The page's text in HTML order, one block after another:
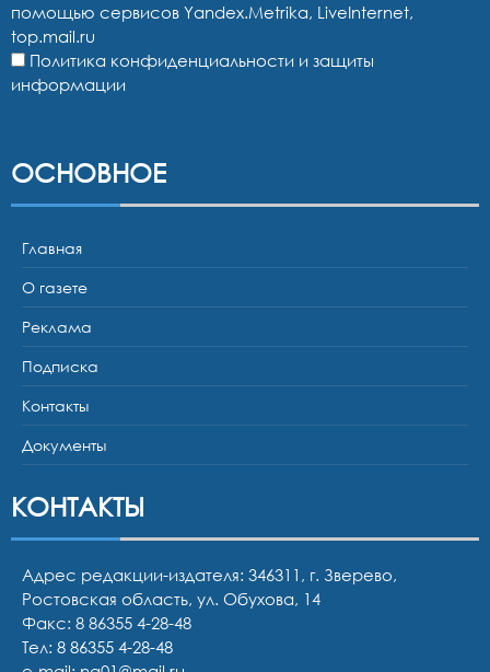
помощью сервисов Yandex.Metrika, LiveInternet,
top.mail.ru
Политика конфиденциальности и защиты
информации
ОСНОВНОЕ
Главная
О газете
Реклама
Подписка
Контакты
Документы
КОНТАКТЫ
Адрес редакции-издателя: 346311, г. Зверево,
Ростовская область, ул. Обухова, 14
Факс: 8 86355 4-28-48
Тел: 8 86355 4-28-48